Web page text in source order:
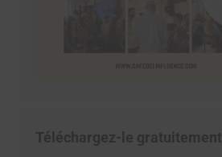
Téléchargez-le gratuitement